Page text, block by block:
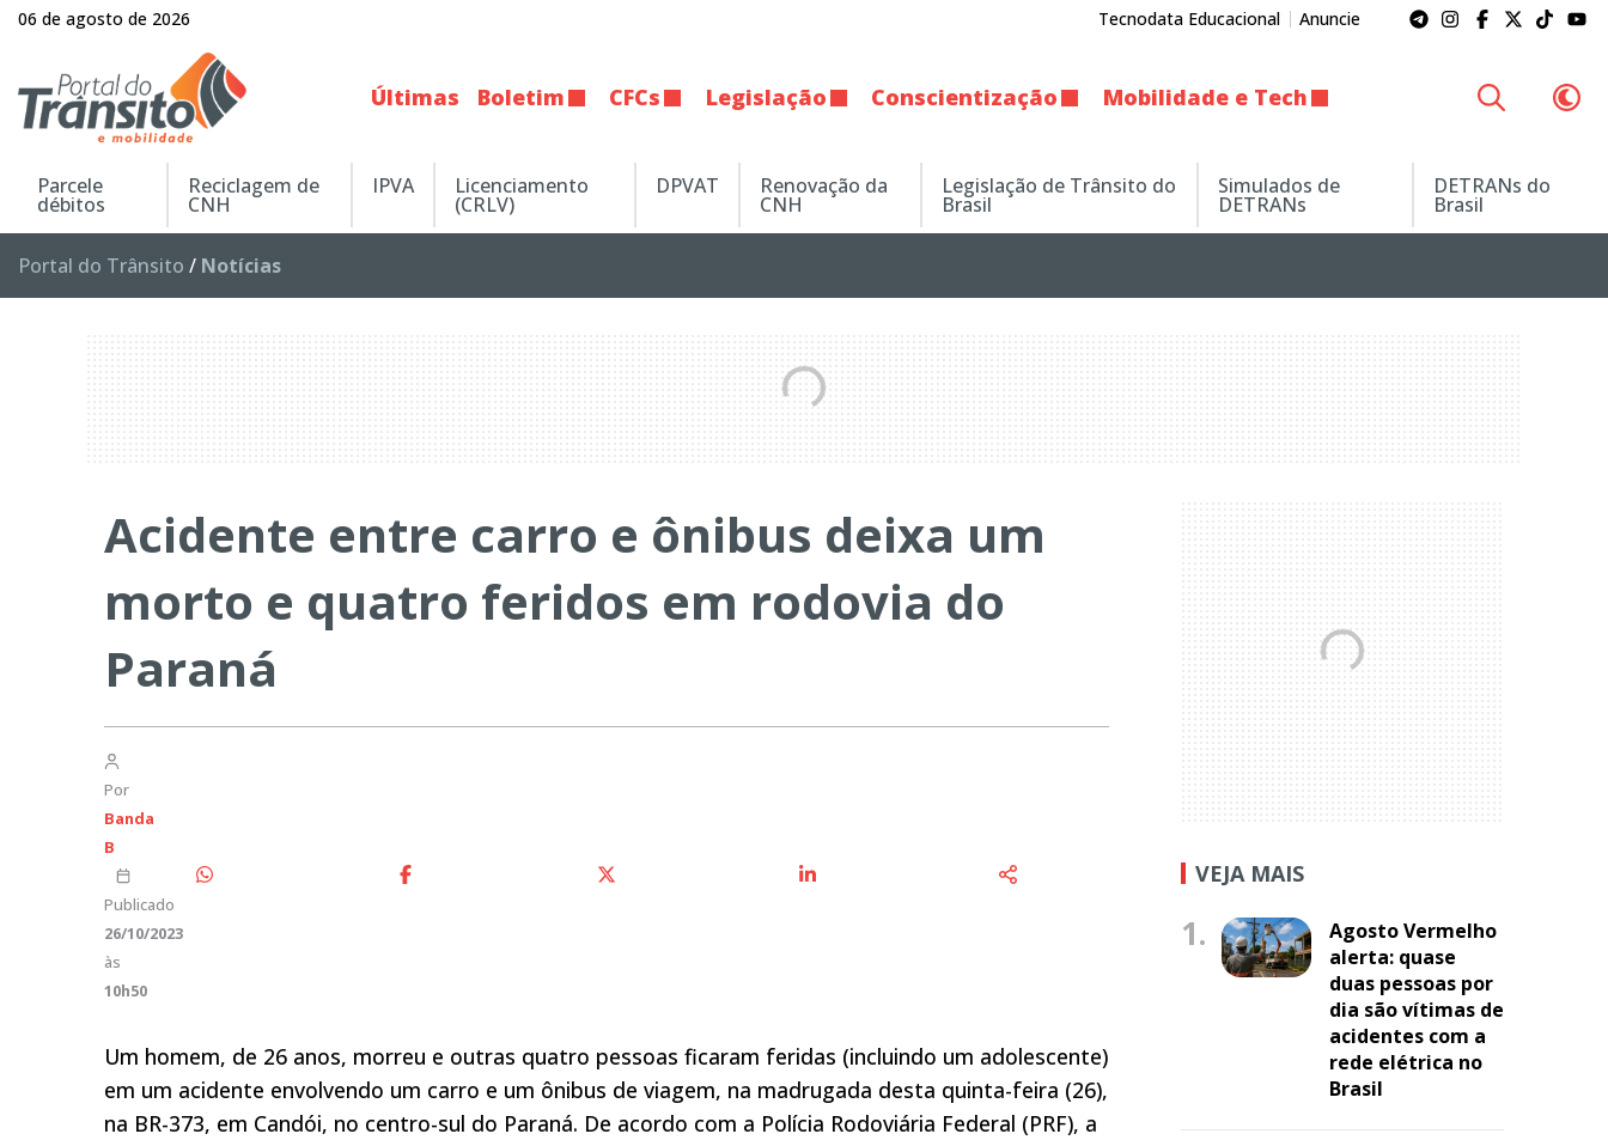
06 de agosto de 2026 Tecnodata Educacional Anuncie
Últimas Boletim CFCs Legislação Conscientização Mobilidade e Tech
Parcele
débitos
Reciclagem de
CNH
IPVA Licenciamento
(CRLV)
DPVAT Renovação da
CNH
Legislação de Trânsito do
Brasil
Simulados de
DETRANs
DETRANs do
Brasil
Portal do Trânsito / Notícias
Acidente entre carro e ônibus deixa um
morto e quatro feridos em rodovia do
Paraná
Por
Banda
B
Publicado
26/10/2023
às
10h50
Um homem, de 26 anos, morreu e outras quatro pessoas ficaram feridas (incluindo um adolescente)
em um acidente envolvendo um carro e um ônibus de viagem, na madrugada desta quinta-feira (26),
na BR-373, em Candói, no centro-sul do Paraná. De acordo com a Polícia Rodoviária Federal (PRF), a
VEJA MAIS
1.
Agosto Vermelho
alerta: quase
duas pessoas por
dia são vítimas de
acidentes com a
rede elétrica no
Brasil